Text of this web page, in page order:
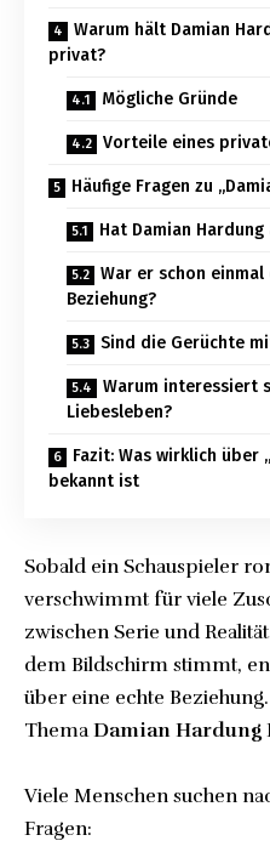
Warum hält Damian
privat?
Mögliche Gründe
Vorteile eines
Häufige Fragen zu
Hat Damian
War er schon
Beziehung?
Sind die Gerüchte
Warum interessiert
Liebesleben?
Fazit: Was wirklich über
bekannt ist
Sobald ein Schauspieler
verschwimmt für viele
zwischen Serie und
dem Bildschirm stimmt,
über eine echte
ThemaDamian Hardung
Viele Menschen suchen
Fragen: